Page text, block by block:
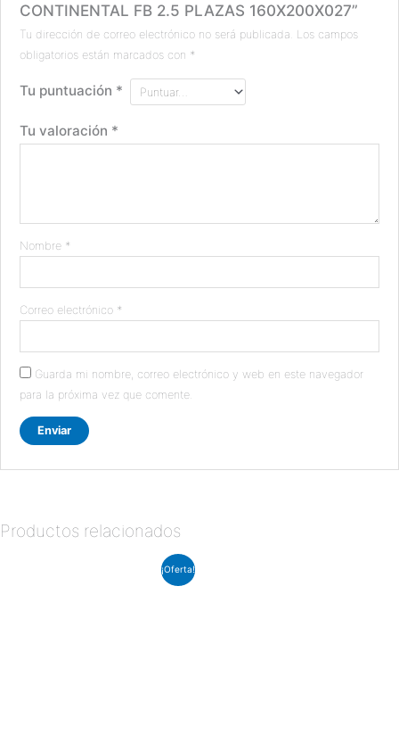
CONTINENTAL FB 2.5 PLAZAS 160X200X027”
Tu dirección de correo electrónico no será publicada. Los campos
obligatorios están marcados con *
Tu puntuación *
Tu valoración *
Nombre *
Correo electrónico *
Guarda mi nombre, correo electrónico y web en este navegador
para la próxima vez que comente.
Productos relacionados
¡Oferta!